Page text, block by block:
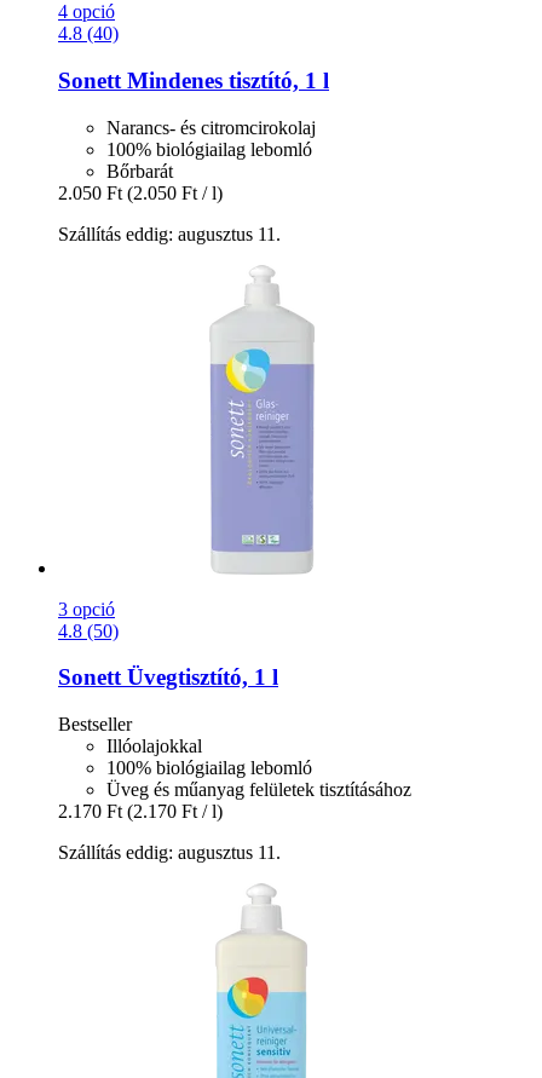
4 opció
4.8 (40)
Sonett Mindenes tisztító, 1 l
Narancs- és citromcirokolaj
100% biológiailag lebomló
Bőrbarát
2.050 Ft (2.050 Ft / l)
Szállítás eddig: augusztus 11.
3 opció
4.8 (50)
SonettÜvegtisztító, 1 l
Bestseller
Illóolajokkal
100% biológiailag lebomló
Üveg és műanyag felületek tisztításához
2.170 Ft (2.170 Ft / l)
Szállítás eddig: augusztus 11.